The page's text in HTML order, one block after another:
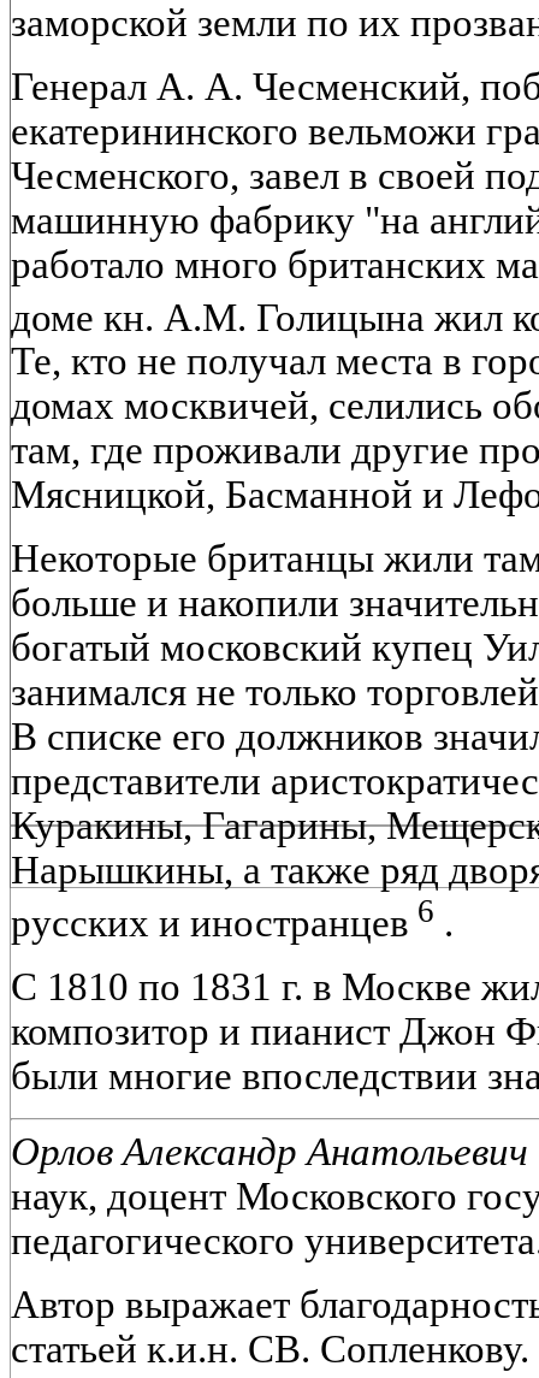
заморской земли по их
Генерал А. А. Чесменский,
екатерининского вельможи
Чесменского, завел в своей
машинную фабрику "на
работало много британских
доме кн. A.M. Голицына жил
Те, кто не получал места в
домах москвичей, селились
там, где проживали другие
Мясницкой, Басманной и
Некоторые британцы жили
больше и накопили
богатый московский купец
занимался не только
В списке его должников
представители
Куракины, Гагарины,
Нарышкины, а также ряд
русских и иностранцев 6 .
С 1810 по 1831 г. в Москве
композитор и пианист Джон
были многие впоследствии
Орлов Александр Анатольевич
наук, доцент Московского
педагогического
Автор выражает
статьей к.и.н. СВ. Сопленкову.